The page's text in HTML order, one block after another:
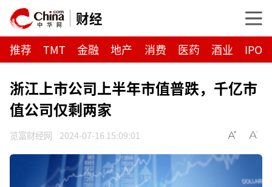
财经
推荐 TMT 金融 地产 消费 医药 酒业 IPO
浙江上市公司上半年市值普跌，千亿市
值公司仅剩两家
览富财经网 2024-07-16 15:09:01